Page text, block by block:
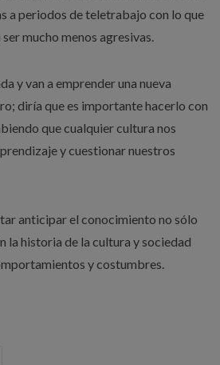
a periodos de teletrabajo con lo que
mucho menos agresivas.
y van a emprender una nueva
diría que es importante hacerlo con
que cualquier cultura nos
y cuestionar nuestros
anticipar el conocimiento no sólo
la historia de la cultura y sociedad
y costumbres.